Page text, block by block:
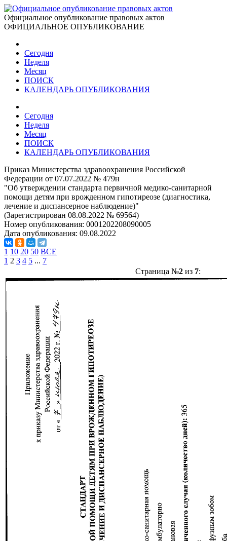
Официальное опубликование правовых актов
ОФИЦИАЛЬНОЕ ОПУБЛИКОВАНИЕ
Сегодня
Неделя
Месяц
ПОИСК
КАЛЕНДАРЬ ОПУБЛИКОВАНИЯ
Сегодня
Неделя
Месяц
ПОИСК
КАЛЕНДАРЬ ОПУБЛИКОВАНИЯ
Приказ Министерства здравоохранения Российской
Федерации от 07.07.2022 № 479н
"Об утверждении стандарта первичной медико-санитарной
помощи детям при врожденном гипотиреозе (диагностика,
лечение и диспансерное наблюдение)"
(Зарегистрирован 08.08.2022 № 69564)
Номер опубликования: 0001202208090005
Дата опубликования: 09.08.2022
1 10 20 50 ВСЕ
1 2 3 4 5 ... 7
Страница №2из 7: